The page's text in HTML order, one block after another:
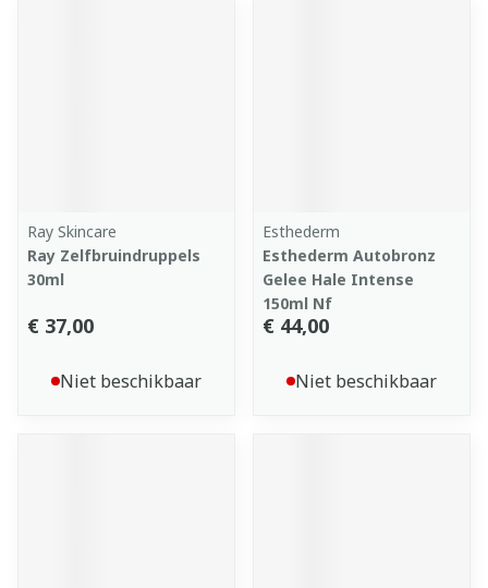
Ray Skincare
Ray Zelfbruindruppels
30ml
€ 37,00
Niet beschikbaar
Esthederm
Esthederm Autobronz
Gelee Hale Intense
150ml Nf
€ 44,00
Niet beschikbaar